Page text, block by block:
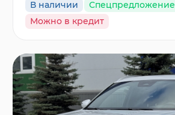
В наличии Спецпредложение
Можно в кредит